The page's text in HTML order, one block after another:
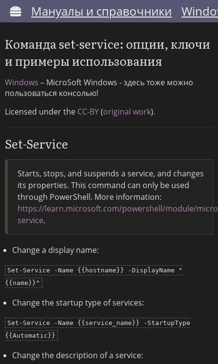
Мануалы и справочники
Команда set-service: опции, ключи
и примеры использования
Windows – MicroSoft Windows - здесь тоже можно
пользоваться консолью!
Licensed under the CC-BY(original work).
Set-Service
Starts, stops, and suspends a service, and changes
its properties. This command can only be used
through PowerShell. More information:
https://learn.microsoft.com/powershell/module/
service.
Change a display name:
Set-Service -Name {{hostname}} -DisplayName "
{{name}}"
Change the startup type of services:
Set-Service -Name {{service_name}} -StartupType
{{Automatic}}
Change the description of a service: